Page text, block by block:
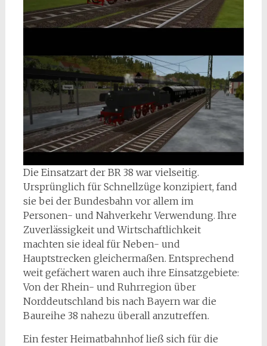
Die Einsatzart der BR 38 war vielseitig.
Ursprünglich für Schnellzüge konzipiert, fand
sie bei der Bundesbahn vor allem im
Personen- und Nahverkehr Verwendung. Ihre
Zuverlässigkeit und Wirtschaftlichkeit
machten sie ideal für Neben- und
Hauptstrecken gleichermaßen. Entsprechend
weit gefächert waren auch ihre Einsatzgebiete:
Von der Rhein- und Ruhrregion über
Norddeutschland bis nach Bayern war die
Baureihe 38 nahezu überall anzutreffen.
Ein fester Heimatbahnhof ließ sich für die